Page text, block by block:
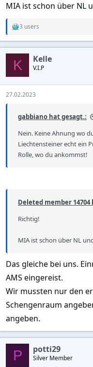
MIA ist schon über NL
R
a
c
o
n
s
3 users
K Kelle
V.I.P
27.02.2023
gabbiano hat gesagt.:
Nein. Keine Ahnung wo
Liechtensteiner echt ein
Rolle, wo du ankommst!
Deleted member 14704
Richtig!
MIA ist schon über NL
Das gleiche bei uns.
AMS eingereist.
Wir mussten nur den
Schengenraum
angeben.
P potti29
Silver Member